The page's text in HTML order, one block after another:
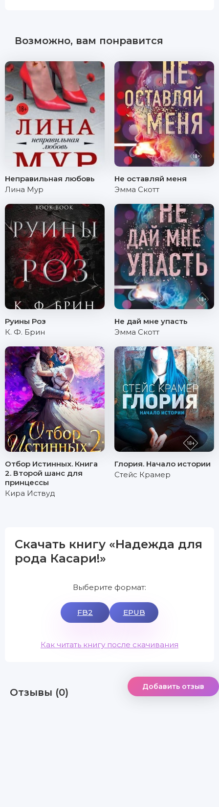
Возможно, вам понравится
Неправильная любовь
Лина Мур
Не оставляй меня
Эмма Скотт
Руины Роз
К. Ф. Брин
Не дай мне упасть
Эмма Скотт
Отбор Истинных. Книга
2. Второй шанс для
принцессы
Кира Иствуд
Глория. Начало истории
Стейс Крамер
Скачать книгу «Надежда для
рода Касари!»
Выберите формат:
FB2 EPUB
Как читать книгу после скачивания
Отзывы (0) Добавить отзыв